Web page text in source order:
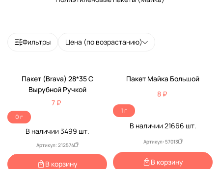
Фильтры Цена (по возрастанию)
Пакет (Brava) 28*35 С
Вырубной Ручкой
7 ₽
0 г
В наличии 3499 шт.
Артикул: 212574
В корзину
Пакет Майка Большой
8 ₽
1 г
В наличии 21666 шт.
Артикул: 57013
В корзину